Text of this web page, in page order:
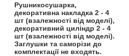
Рушникосушарка,
декоративна накладка 2 - 4
шт (взалежності від моделі),
декоративний циліндр 2 - 4
шт (взалежності від моделі).
Заглушки та саморізи до
комплектації не входять.